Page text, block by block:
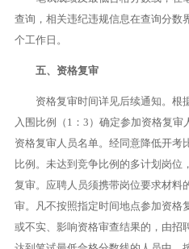
查询，相关违纪违规信息在查询分数
个工作日。
五、资格复审
资格复审时间详见后续通知。根
入围比例（1：3）确定参加资格复审
资格复审人员名单。经同意降低开考
比例。未达到竞争比例的多计划岗位
复审。应聘人员须携带岗位要求材料
审。凡不按照指定时间地点参加资格
或不实、影响资格审查结果的，由招